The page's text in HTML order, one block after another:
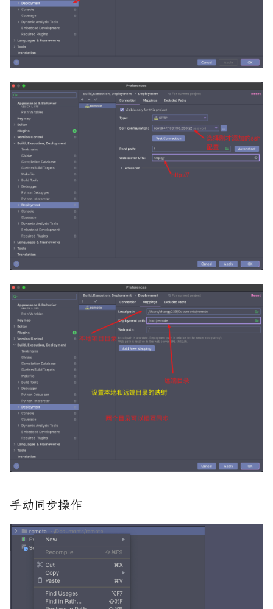
Flask入门笔记-17_自定义
json
Flask入门笔记-18_缓存
Flask入门笔
记-19_SQLAlchemy自定义上下
文
JWT-JSON Web Tokens介绍与
使用
MySQL查看数据库表容量大小
Nginx配置入门
OOP- Mixin设计模式
OOP- super与MRO
OOP-多态
OOP-成员描述符
OOP-抽象类
Python 性能优化一些手段
Python-:协程-生成器实现
Python-:生成器
Python-multiprocessing:进
程
Python-threading:线程
Python-迭代器
Python常用数据类型时间和空
Rust使用musl静态编译
Rust实战内存缺页检测
Rust标准库: alloc
Rust的Pin与Unpin
Rust进程通信-管道
Seccomp, BPF与容器安全
Seccomp中文手册
Seccomp从0到1
Seccomp简单的使用
c++拾遗=右值, move, 转发
go语言交叉编译
go语言的文件锁
linux 信号列表和基本作用
linux中的 errno
linux应用程序-ELF查看工具
mmap共享存储映射(存储IO映
rust-bpf开发实战
rust与 pypy和cpython的混合
手动同步操作